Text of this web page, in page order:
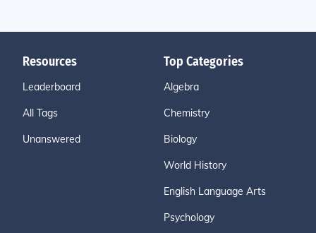
Resources
Leaderboard
All Tags
Unanswered
Top Categories
Algebra
Chemistry
Biology
World History
English Language Arts
Psychology